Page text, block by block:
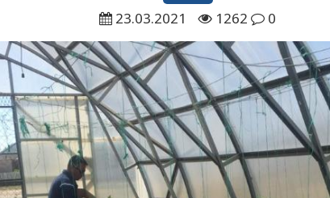
23.03.2021
1262 0